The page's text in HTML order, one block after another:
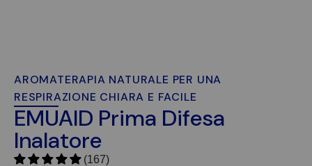
AROMATERAPIA NATURALE PER UNA
RESPIRAZIONE CHIARA E FACILE
EMUAID Prima Difesa
Inalatore
(167)